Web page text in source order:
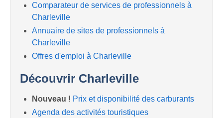
Comparateur de services de professionnels à
Charleville
Annuaire de sites de professionnels à
Charleville
Offres d'emploi à Charleville
Découvrir Charleville
Nouveau ! Prix et disponibilité des carburants
Agenda des activités touristiques